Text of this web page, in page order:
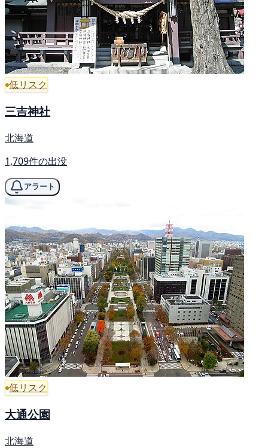
低リスク
三吉神社
北海道
1,709件の出没
アラート
低リスク
大通公園
北海道